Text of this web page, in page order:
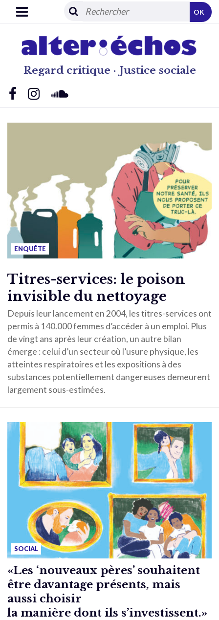
Regard critique · Justice sociale
OK
SOCIAL
«Les ‘nouveaux pères’ souhaitent
être davantage présents, mais
aussi choisir
la manière dont ils s’investissent.»
ENQUÊTE
Titres-services: le poison
invisible du nettoyage
Depuis leur lancement en 2004, les titres-services ont
permis à 140.000 femmes d’accéder à un emploi. Plus
de vingt ans après leur création, un autre bilan
émerge : celui d’un secteur où l’usure physique, les
atteintes respiratoires et les expositions à des
substances potentiellement dangereuses demeurent
largement sous-estimées.